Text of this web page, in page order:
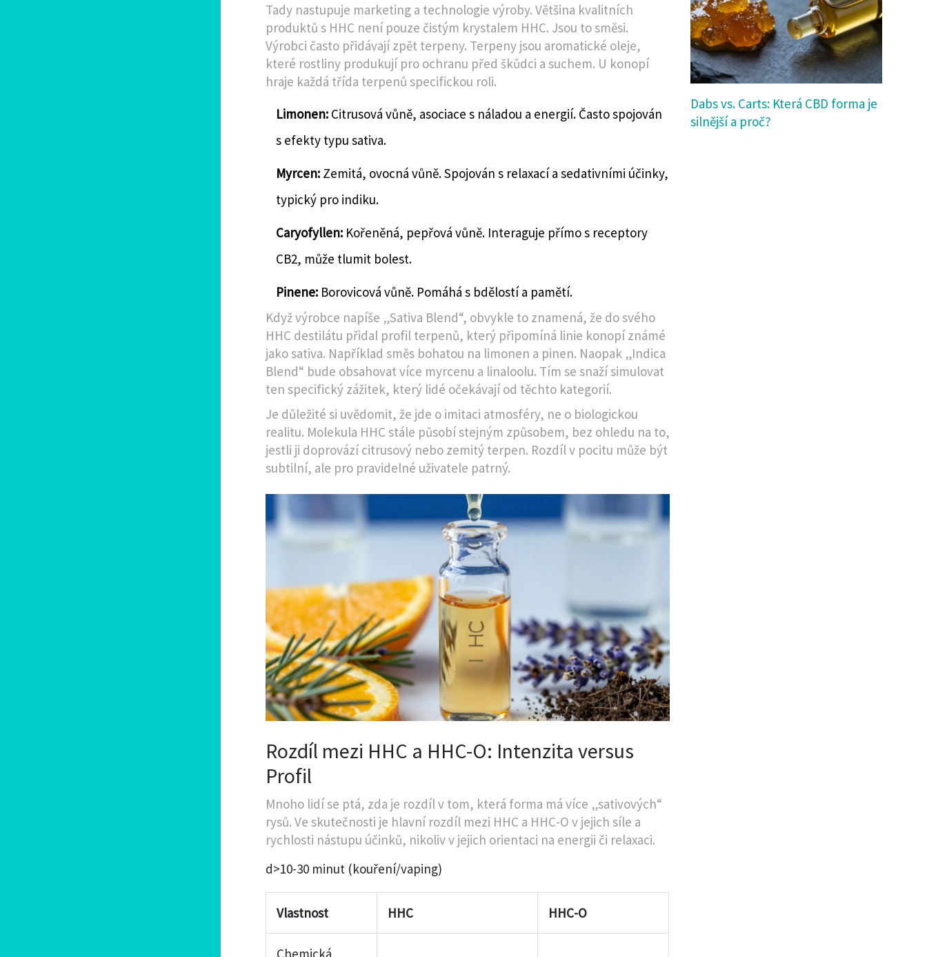
Tady nastupuje marketing a technologie výroby. Většina kvalitních
produktů s HHC není pouze čistým krystalem HHC. Jsou to směsi.
Výrobci často přidávají zpět terpeny. Terpeny jsou aromatické oleje,
které rostliny produkují pro ochranu před škůdci a suchem. U konopí
hraje každá třída terpenů specifickou roli.
Limonen: Citrusová vůně, asociace s náladou a energií. Často spojován
s efekty typu sativa.
Myrcen: Zemitá, ovocná vůně. Spojován s relaxací a sedativními účinky,
typický pro indiku.
Caryofyllen: Kořeněná, pepřová vůně. Interaguje přímo s receptory
CB2, může tlumit bolest.
Pinene: Borovicová vůně. Pomáhá s bdělostí a pamětí.
Když výrobce napíše „Sativa Blend“, obvykle to znamená, že do svého
HHC destilátu přidal profil terpenů, který připomíná linie konopí známé
jako sativa. Například směs bohatou na limonen a pinen. Naopak „Indica
Blend“ bude obsahovat více myrcenu a linaloolu. Tím se snaží simulovat
ten specifický zážitek, který lidé očekávají od těchto kategorií.
Je důležité si uvědomit, že jde o imitaci atmosféry, ne o biologickou
realitu. Molekula HHC stále působí stejným způsobem, bez ohledu na to,
jestli ji doprovází citrusový nebo zemitý terpen. Rozdíl v pocitu může být
subtilní, ale pro pravidelné uživatele patrný.
Rozdíl mezi HHC a HHC-O: Intenzita versus
Profil
Mnoho lidí se ptá, zda je rozdíl v tom, která forma má více „sativových“
rysů. Ve skutečnosti je hlavní rozdíl mezi HHC a HHC-O v jejich síle a
rychlosti nástupu účinků, nikoliv v jejich orientaci na energii či relaxaci.
d>10-30 minut (kouření/vaping)
Vlastnost HHC HHC-O
Dabs vs. Carts: Která CBD forma je
silnější a proč?